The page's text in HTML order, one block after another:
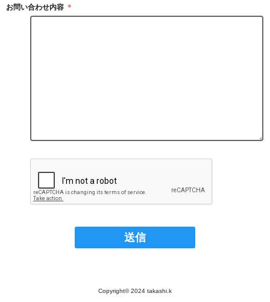
お問い合わせ内容 ＊
Copyright© 2024 takashi.k